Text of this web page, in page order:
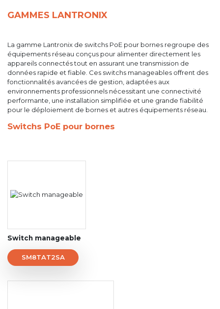
GAMMES LANTRONIX
La gamme Lantronix de switchs PoE pour bornes regroupe des
équipements réseau conçus pour alimenter directement les
appareils connectés tout en assurant une transmission de
données rapide et fiable. Ces switchs manageables offrent des
fonctionnalités avancées de gestion, adaptées aux
environnements professionnels nécessitant une connectivité
performante, une installation simplifiée et une grande fiabilité
pour le déploiement de bornes et autres équipements réseau.
Switchs PoE pour bornes
Switch manageable
SM8TAT2SA